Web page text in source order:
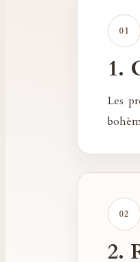
1.
Les
2.